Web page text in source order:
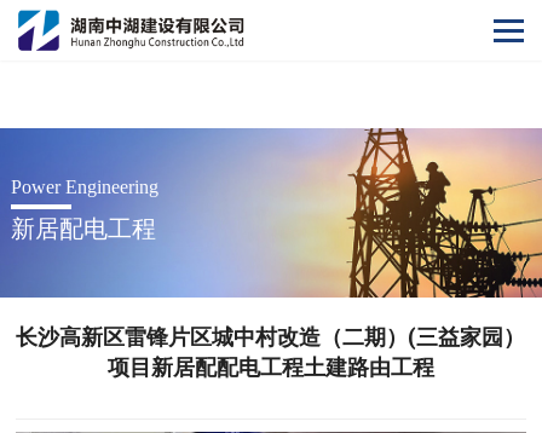
开云网
Power Engineering
新居配电工程
长沙高新区雷锋片区城中村改造（二期）(三益家园）
项目新居配配电工程土建路由工程